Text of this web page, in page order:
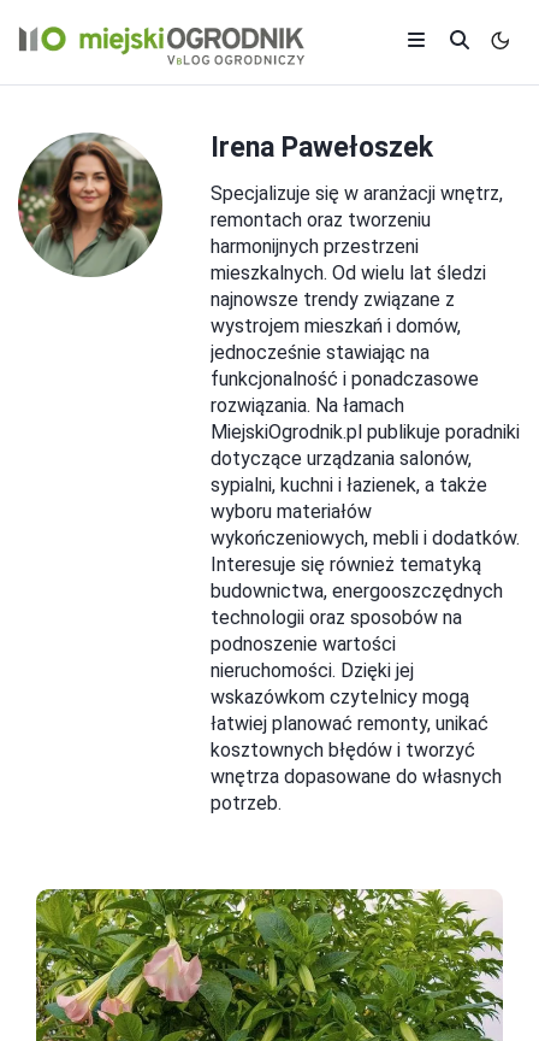
Irena Pawełoszek
Specjalizuje się w aranżacji wnętrz,
remontach oraz tworzeniu
harmonijnych przestrzeni
mieszkalnych. Od wielu lat śledzi
najnowsze trendy związane z
wystrojem mieszkań i domów,
jednocześnie stawiając na
funkcjonalność i ponadczasowe
rozwiązania. Na łamach
MiejskiOgrodnik.pl publikuje poradniki
dotyczące urządzania salonów,
sypialni, kuchni i łazienek, a także
wyboru materiałów
wykończeniowych, mebli i dodatków.
Interesuje się również tematyką
budownictwa, energooszczędnych
technologii oraz sposobów na
podnoszenie wartości
nieruchomości. Dzięki jej
wskazówkom czytelnicy mogą
łatwiej planować remonty, unikać
kosztownych błędów i tworzyć
wnętrza dopasowane do własnych
potrzeb.